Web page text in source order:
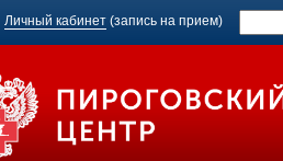
Личный кабинет (запись на прием)